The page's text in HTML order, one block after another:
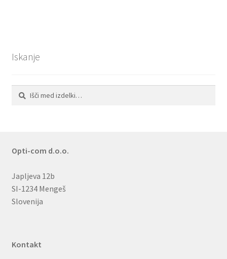
Iskanje
Išči:
Iskanje
Opti-com d.o.o.
Japljeva 12b
SI-1234 Mengeš
Slovenija
Kontakt